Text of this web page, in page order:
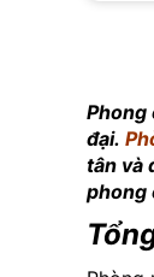
Phong
đại.
tân và
phong